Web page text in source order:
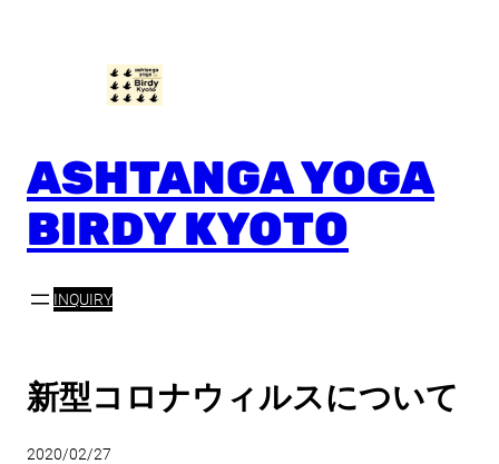
ASHTANGA YOGA
BIRDY KYOTO
INQUIRY
新型コロナウィルスについて
2020/02/27